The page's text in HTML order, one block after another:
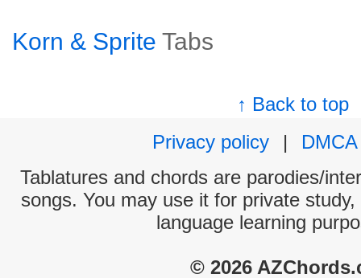
Korn & Sprite Tabs
↑ Back to top
Privacy policy
|
DMCA
Tablatures and chords are parodies/
songs. You may use it for private
language learning
© 2026